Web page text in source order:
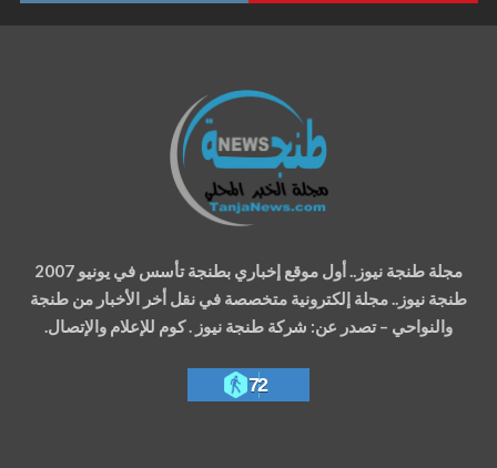
مجلة طنجة نيوز.. أول موقع إخباري بطنجة تأسس في يونيو 2007
طنجة نيوز.. مجلة إلكترونية متخصصة في نقل أخر الأخبار من طنجة
والنواحي – تصدر عن: شركة طنجة نيوز . كوم للإعلام والإتصال.
72